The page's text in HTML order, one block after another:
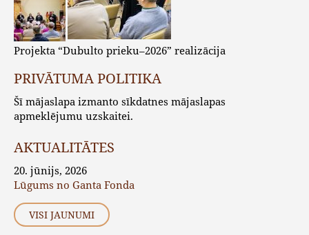
Projekta “Dubulto prieku–2026” realizācija
PRIVĀTUMA POLITIKA
Šī mājaslapa izmanto sīkdatnes mājaslapas
apmeklējumu uzskaitei.
AKTUALITĀTES
20. jūnijs, 2026
Lūgums no Ganta Fonda
VISI JAUNUMI